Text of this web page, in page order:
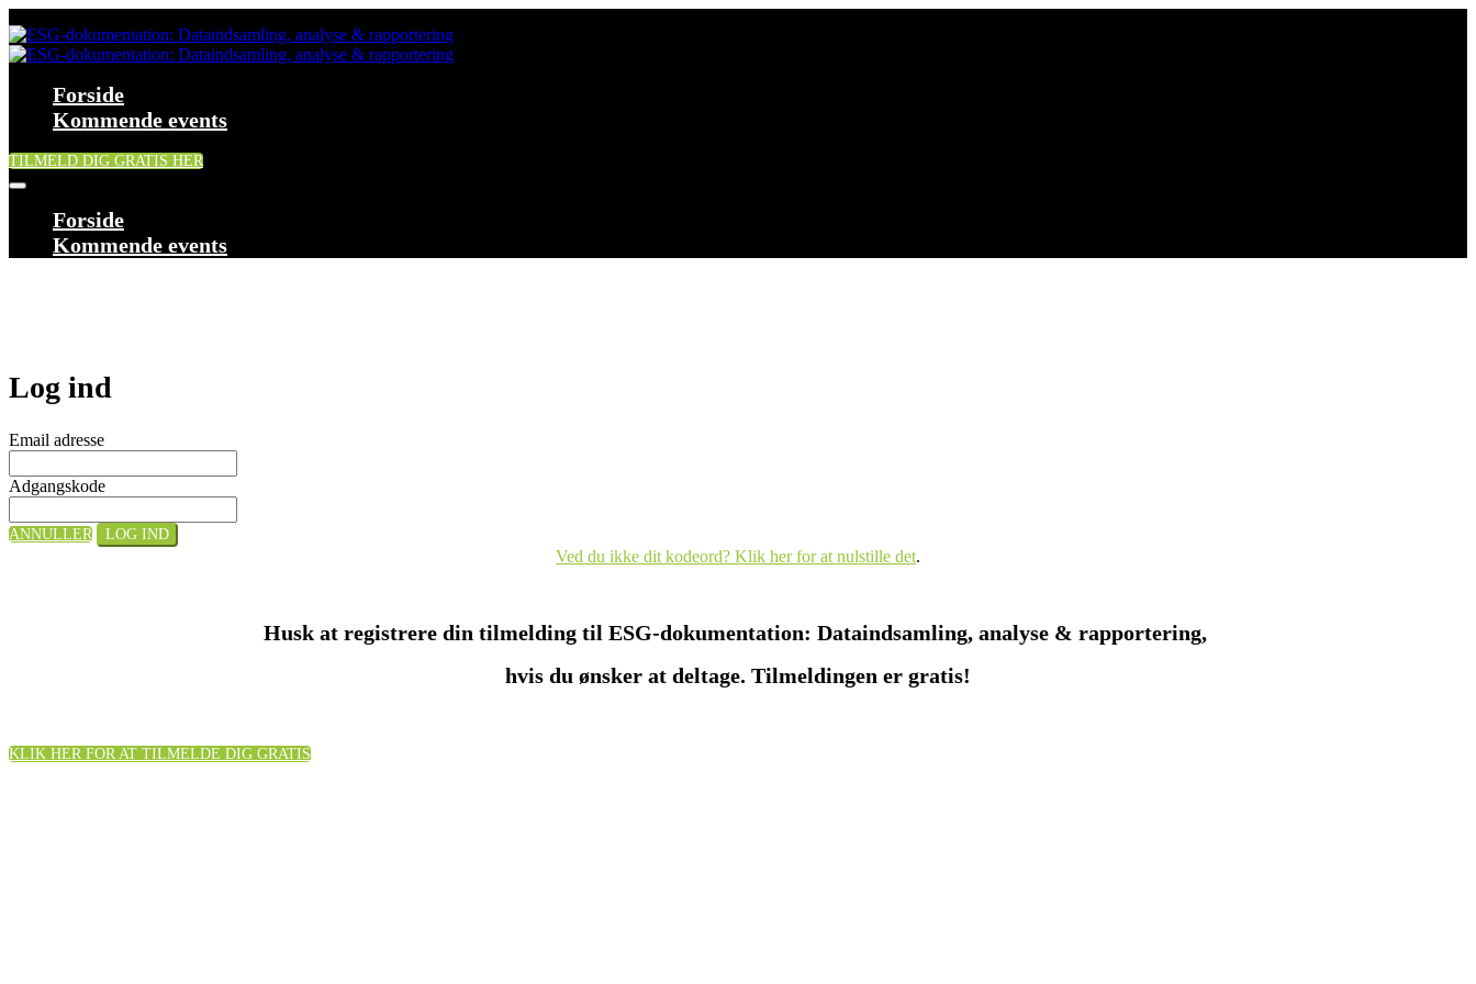
Forside
Kommende events
TILMELD DIG GRATIS HER
Forside
Kommende events
Log ind
Email adresse
Adgangskode
ANNULLER LOG IND
Ved du ikke dit kodeord? Klik her for at nulstille det.
Husk at registrere din tilmelding til ESG-dokumentation: Dataindsamling, analyse & rapportering,
hvis du ønsker at deltage. Tilmeldingen er gratis!
KLIK HER FOR AT TILMELDE DIG GRATIS